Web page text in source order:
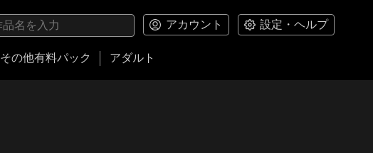
アカウント 設定・ヘルプ
その他有料パック アダルト